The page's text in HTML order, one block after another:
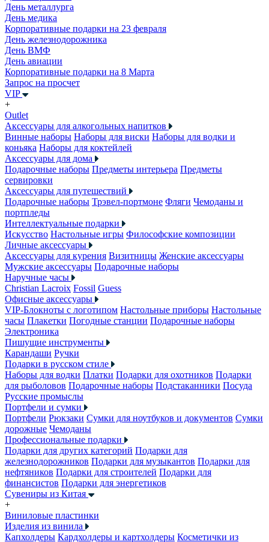
День металлурга
День медика
Корпоративные подарки на 23 февраля
День железнодорожника
День ВМФ
День авиации
Корпоративные подарки на 8 Марта
Запрос на просчет
VIP
+
Outlet
Аксессуары для алкогольных напитков
Винные наборы Наборы для виски Наборы для водки и
коньяка Наборы для коктейлей
Аксессуары для дома
Подарочные наборы Предметы интерьера Предметы
сервировки
Аксессуары для путешествий
Подарочные наборы Трэвел-портмоне Фляги Чемоданы и
портпледы
Интеллектуальные подарки
Искусство Настольные игры Философские композиции
Личные аксессуары
Аксессуары для курения Визитницы Женские аксессуары
Мужские аксессуары Подарочные наборы
Наручные часы
Christian Lacroix Fossil Guess
Офисные аксессуары
VIP-Блокноты с логотипом Настольные приборы Настольные
часы Плакетки Погодные станции Подарочные наборы
Электроника
Пишущие инструменты
Карандаши Ручки
Подарки в русском стиле
Наборы для водки Платки Подарки для охотников Подарки
для рыболовов Подарочные наборы Подстаканники Посуда
Русские промыслы
Портфели и сумки
Портфели Рюкзаки Сумки для ноутбуков и документов Сумки
дорожные Чемоданы
Профессиональные подарки
Подарки для других категорий Подарки для
железнодорожников Подарки для музыкантов Подарки для
нефтяников Подарки для строителей Подарки для
финансистов Подарки для энергетиков
Сувениры из Китая
+
Виниловые пластинки
Изделия из винила
Капхолдеры Кардхолдеры и картхолдеры Косметички из